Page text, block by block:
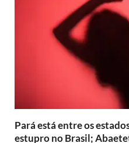
Pará está entre os
estupro no Brasil;